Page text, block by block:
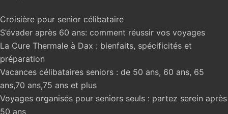
Croisière pour senior célibataire
S’évader après 60 ans: comment réussir vos voyages
La Cure Thermale à Dax : bienfaits, spécificités et
préparation
Vacances célibataires seniors : de 50 ans, 60 ans, 65
ans,70 ans,75 ans et plus
Voyages organisés pour seniors seuls : partez serein après
50 ans